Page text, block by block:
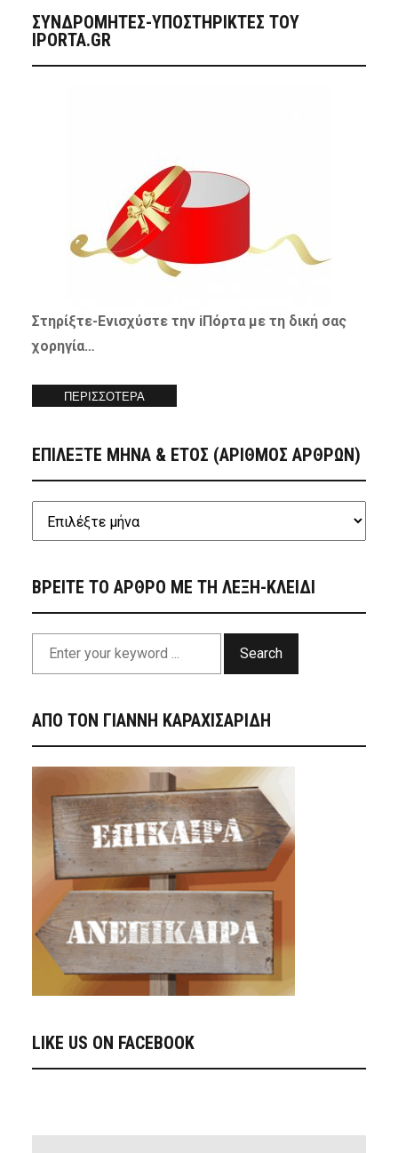
ΣΥΝΔΡΟΜΗΤΈΣ-ΥΠΟΣΤΗΡΙΚΤΈΣ ΤΟΥ
IPORTA.GR
Στηρίξτε-Ενισχύστετην iΠόρτα με τη δική σας
χορηγία…
ΠΕΡΙΣΣΟΤΕΡΑ
ΕΠΙΛΕΞΤΕ ΜΗΝΑ & ΕΤΟΣ (ΑΡΙΘΜΟΣ ΑΡΘΡΩΝ)
ΒΡΕΙΤΕ ΤΟ ΑΡΘΡΟ ΜΕ ΤΗ ΛΕΞΗ-ΚΛΕΙΔΙ
Search
ΑΠΟ ΤΟΝ ΓΙΑΝΝΗ ΚΑΡΑΧΙΣΑΡΙΔΗ
LIKE US ON FACEBOOK